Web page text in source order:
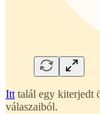
Itt talál egy kiterjedt
válaszaiból.